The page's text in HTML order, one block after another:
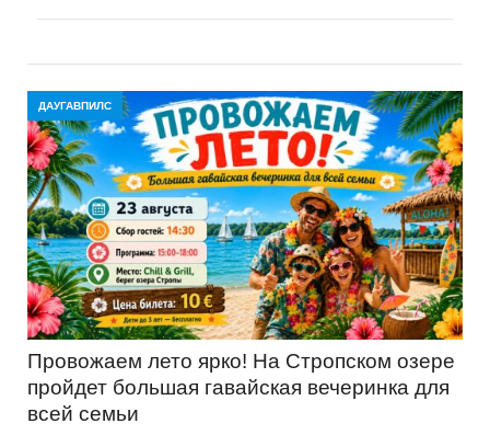
ДАУГАВПИЛС
Провожаем лето ярко! На Стропском озере
пройдет большая гавайская вечеринка для
всей семьи